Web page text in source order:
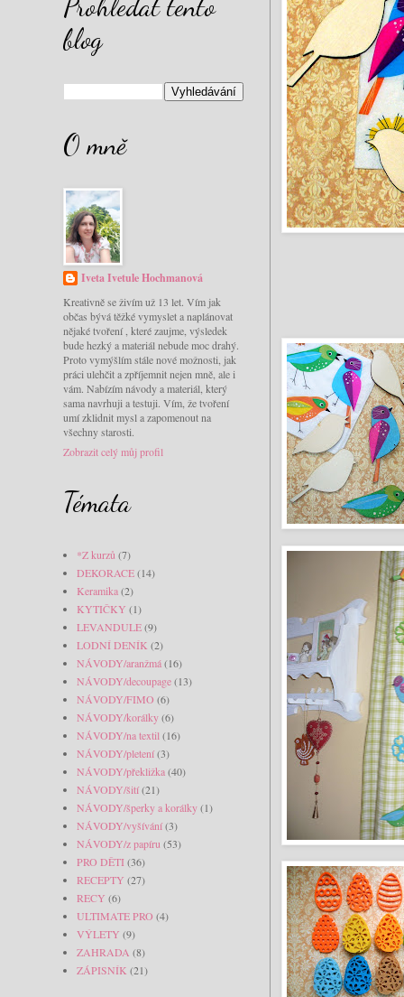
blog
O mně
Iveta Ivetule Hochmanová
Kreativně se živím už 13 let. Vím jak
občas bývá těžké vymyslet a naplánovat
nějaké tvoření , které zaujme, výsledek
bude hezký a materiál nebude moc drahý.
Proto vymýšlím stále nové možnosti, jak
práci ulehčit a zpříjemnit nejen mně, ale i
vám. Nabízím návody a materiál, který
sama navrhuji a testuji. Vím, že tvoření
umí zklidnit mysl a zapomenout na
všechny starosti.
Zobrazit celý můj profil
Témata
*Z kurzů (7)
DEKORACE(14)
Keramika(2)
KYTIČKY (1)
LEVANDULE(9)
LODNÍ DENÍK (2)
NÁVODY/aranžmá(16)
NÁVODY/decoupage(13)
NÁVODY/FIMO (6)
NÁVODY/korálky(6)
NÁVODY/na textil (16)
NÁVODY/pletení(3)
NÁVODY/překližka(40)
NÁVODY/šití(21)
NÁVODY/šperky a korálky(1)
NÁVODY/vyšívání(3)
NÁVODY/z papíru (53)
PRO DĚTI(36)
RECEPTY (27)
RECY (6)
ULTIMATE PRO (4)
VÝLETY (9)
ZAHRADA (8)
ZÁPISNÍK (21)